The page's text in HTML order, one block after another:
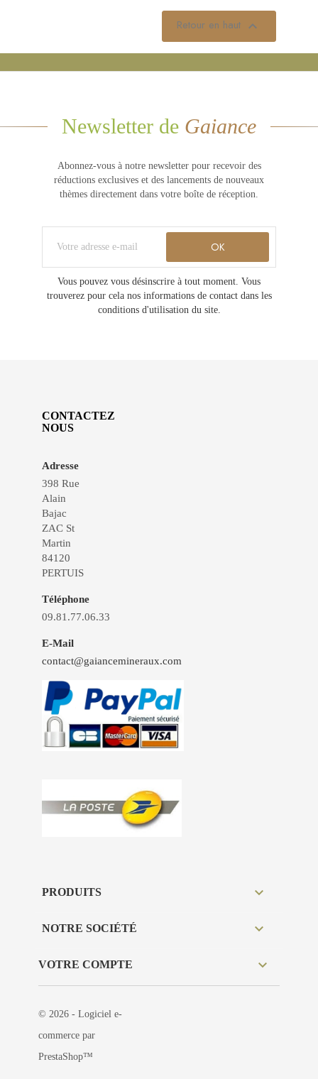
Retour en haut 
Newsletter de Gaiance
Abonnez-vous à notre newsletter pour recevoir des
réductions exclusives et des lancements de nouveaux
thèmes directement dans votre boîte de réception.
Vous pouvez vous désinscrire à tout moment. Vous
trouverez pour cela nos informations de contact dans les
conditions d'utilisation du site.
CONTACTEZ
NOUS
Adresse
398 Rue
Alain
Bajac
ZAC St
Martin
84120
PERTUIS
Téléphone
09.81.77.06.33
E-Mail
contact@gaiancemineraux.com
PRODUITS 
NOTRE SOCIÉTÉ 
VOTRE COMPTE 
© 2026 - Logiciel e-
commerce par
PrestaShop™